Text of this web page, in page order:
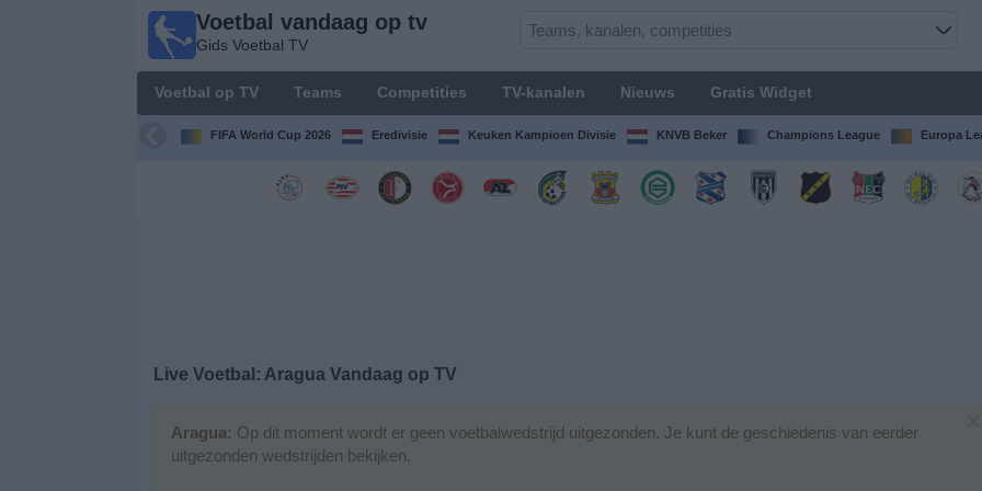
Voetbal vandaag op tv
Gids Voetbal TV
Voetbal op TV Teams Competities TV-kanalen Nieuws Gratis Widget
FIFA World Cup 2026 Eredivisie Keuken Kampioen Divisie KNVB Beker Champions League Europa
Live Voetbal: Aragua Vandaag op TV
Aragua: Op dit moment wordt er geen voetbalwedstrijd uitgezonden. Je kunt de geschiedenis van eerder
uitgezonden wedstrijden bekijken.